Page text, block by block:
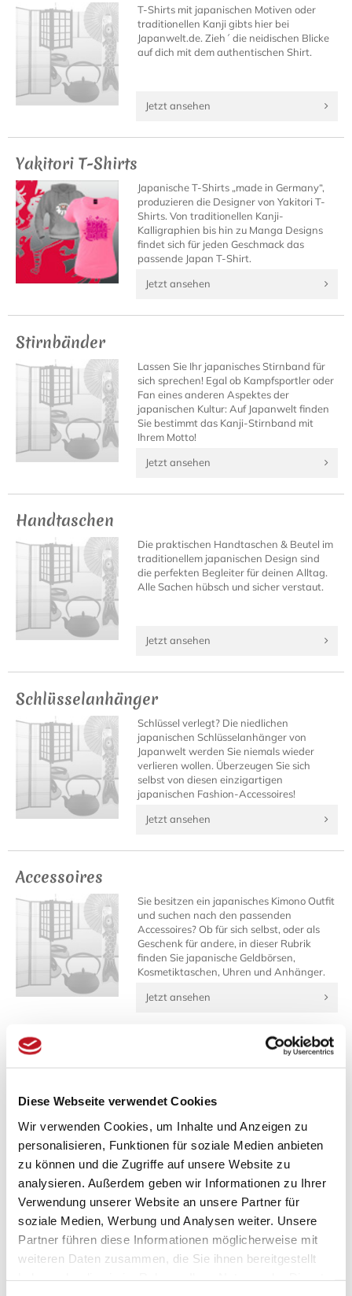
Diese Webseite verwendet Cookies
Wir verwenden Cookies, um Inhalte und Anzeigen zu
personalisieren, Funktionen für soziale Medien anbieten
zu können und die Zugriffe auf unsere Website zu
analysieren. Außerdem geben wir Informationen zu Ihrer
Verwendung unserer Website an unsere Partner für
soziale Medien, Werbung und Analysen weiter. Unsere
Partner führen diese Informationen möglicherweise mit
weiteren Daten zusammen, die Sie ihnen bereitgestellt
T-Shirts mit japanischen Motiven oder
traditionellen Kanji gibts hier bei
Japanwelt.de. Zieh´ die neidischen Blicke
auf dich mit dem authentischen Shirt.
Jetzt ansehen
Yakitori T-Shirts
Japanische T-Shirts „made in Germany“,
produzieren die Designer von Yakitori T-
Shirts. Von traditionellen Kanji-
Kalligraphien bis hin zu Manga Designs
findet sich für jeden Geschmack das
passende Japan T-Shirt.
Jetzt ansehen
Stirnbänder
Lassen Sie Ihr japanisches Stirnband für
sich sprechen! Egal ob Kampfsportler oder
Fan eines anderen Aspektes der
japanischen Kultur: Auf Japanwelt finden
Sie bestimmt das Kanji-Stirnband mit
Ihrem Motto!
Jetzt ansehen
Handtaschen
Die praktischen Handtaschen & Beutel im
traditionellem japanischen Design sind
die perfekten Begleiter für deinen Alltag.
Alle Sachen hübsch und sicher verstaut.
Jetzt ansehen
Schlüsselanhänger
Schlüssel verlegt? Die niedlichen
japanischen Schlüsselanhänger von
Japanwelt werden Sie niemals wieder
verlieren wollen. Überzeugen Sie sich
selbst von diesen einzigartigen
japanischen Fashion-Accessoires!
Jetzt ansehen
Accessoires
Sie besitzen ein japanisches Kimono Outfit
und suchen nach den passenden
Accessoires? Ob für sich selbst, oder als
Geschenk für andere, in dieser Rubrik
finden Sie japanische Geldbörsen,
Kosmetiktaschen, Uhren und Anhänger.
Jetzt ansehen
Fenner Fashion
Stadt, zum Einkaufen oder für den Strand.